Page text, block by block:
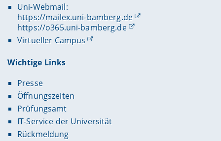
Uni-Webmail:
https://mailex.uni-bamberg.de
https://o365.uni-bamberg.de
Virtueller Campus
Wichtige Links
Presse
Öffnungszeiten
Prüfungsamt
IT-Service der Universität
Rückmeldung